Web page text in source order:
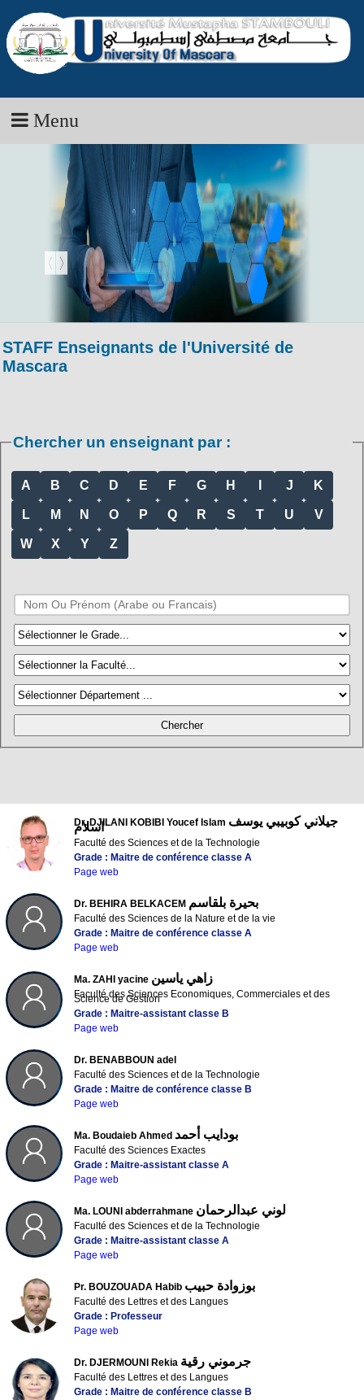
Menu
STAFF Enseignants de l'Université de
Mascara
Chercher un enseignant par :
A B C D E F G H J K
L M N O P Q R S T U V
W X Y Z
Dr. DJILANI KOBIBI Youcef Islam جيلاني كوبيبي يوسف اسلام
Faculté des Sciences et de la Technologie
Grade : Maitre de conférence classe A
Page web
Dr. BEHIRA BELKACEM بحيرة بلقاسم
Faculté des Sciences de la Nature et de la vie
Grade : Maitre de conférence classe A
Page web
Ma. ZAHI yacine زاهي ياسين
Faculté des Sciences Economiques, Commerciales et des
Science de Gestion
Grade : Maitre-assistant classe B
Page web
Dr. BENABBOUN adel
Faculté des Sciences et de la Technologie
Grade : Maitre de conférence classe B
Page web
Ma. Boudaieb Ahmed بودايب أحمد
Faculté des Sciences Exactes
Grade : Maitre-assistant classe A
Page web
Ma. LOUNI abderrahmane لوني عبدالرحمان
Faculté des Sciences et de la Technologie
Grade : Maitre-assistant classe A
Page web
Pr. BOUZOUADA Habib بوزوادة حبيب
Faculté des Lettres et des Langues
Grade : Professeur
Page web
Dr. DJERMOUNI Rekia جرموني رقية
Faculté des Lettres et des Langues
Grade : Maitre de conférence classe B